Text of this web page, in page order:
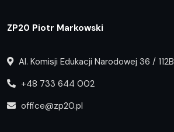
ZP20 Piotr Markowski
Al. Komisji Edukacji Narodowej 36 / 112B
+48 733 644 002
office@zp20.pl